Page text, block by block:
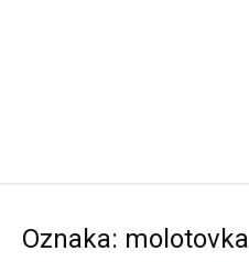
Oznaka: molotovka